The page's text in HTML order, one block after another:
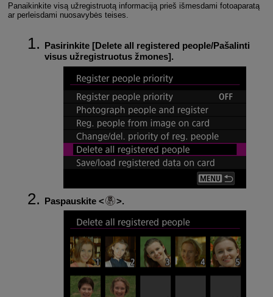
Panaikinkite visą užregistruotą informaciją prieš išmesdami fotoaparatą
ar perleisdami nuosavybės teises.
Pasirinkite [Delete all registered people/Pašalinti
visus užregistruotus žmones].
Paspauskite .